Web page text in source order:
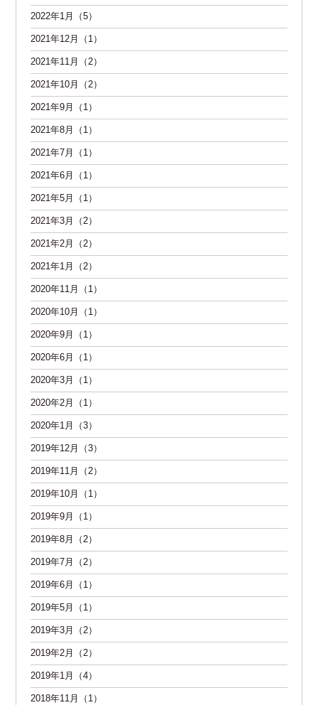
2022年1月（5）
2021年12月（1）
2021年11月（2）
2021年10月（2）
2021年9月（1）
2021年8月（1）
2021年7月（1）
2021年6月（1）
2021年5月（1）
2021年3月（2）
2021年2月（2）
2021年1月（2）
2020年11月（1）
2020年10月（1）
2020年9月（1）
2020年6月（1）
2020年3月（1）
2020年2月（1）
2020年1月（3）
2019年12月（3）
2019年11月（2）
2019年10月（1）
2019年9月（1）
2019年8月（2）
2019年7月（2）
2019年6月（1）
2019年5月（1）
2019年3月（2）
2019年2月（2）
2019年1月（4）
2018年11月（1）